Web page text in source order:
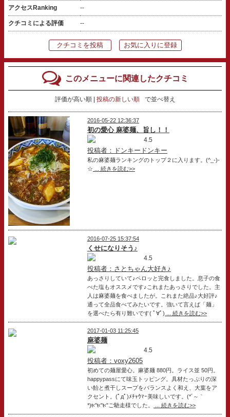
アクセスRanking --
クチコミによる評価 --
クチコミを投稿 お気に入りに登録
このメニューに関連したクチコミ
評価が高い順 投稿の新しい順 で並べ替え
2016-05-22 12:36:37
初の愛心 麻婆麺、旨し！！
4.5
投稿者：ドンキードンキー
私の麻婆麺ランキングのトップ２に入ります。(^_-)-
☆ ... 続きを読む>>
2016-07-25 15:37:54
くせになりそう♪
4.5
投稿者：さとちゃん大好き♪
あっさりしていて♪ペロッと完食しました。息子の食
べた塩もオススメです♪これまたあっさりでした。主
人は麻婆麺を食べましたが。これまた絶品♪大好評♪
通って全品食べてみたいです。強いて言えば「麺」
を選べたら有り難いです( ﾟ∀ﾟ) ... 続きを読む>>
2017-01-03 11:25:45
麻婆麺
4.5
投稿者：voxy2605
初めての麺屋愛心。麻婆麺 880円。ライス並 50円。
happypassにて味玉トッピング。具材たっぷりの深
い飴と煮干しスープをバランスよく和え、大葉をア
クセント。(ﾟдﾟ)ﾒﾁｬｳﾏｰ美味しいです。(*´～｀
*)ŧ‹"ŧ‹"ŧ‹"ご馳走様でした。
... 続きを読む>>